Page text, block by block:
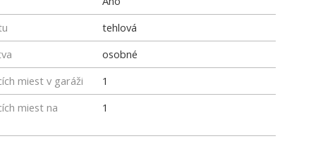
tehlová
osobné
miest v garáži
1
miest na
1